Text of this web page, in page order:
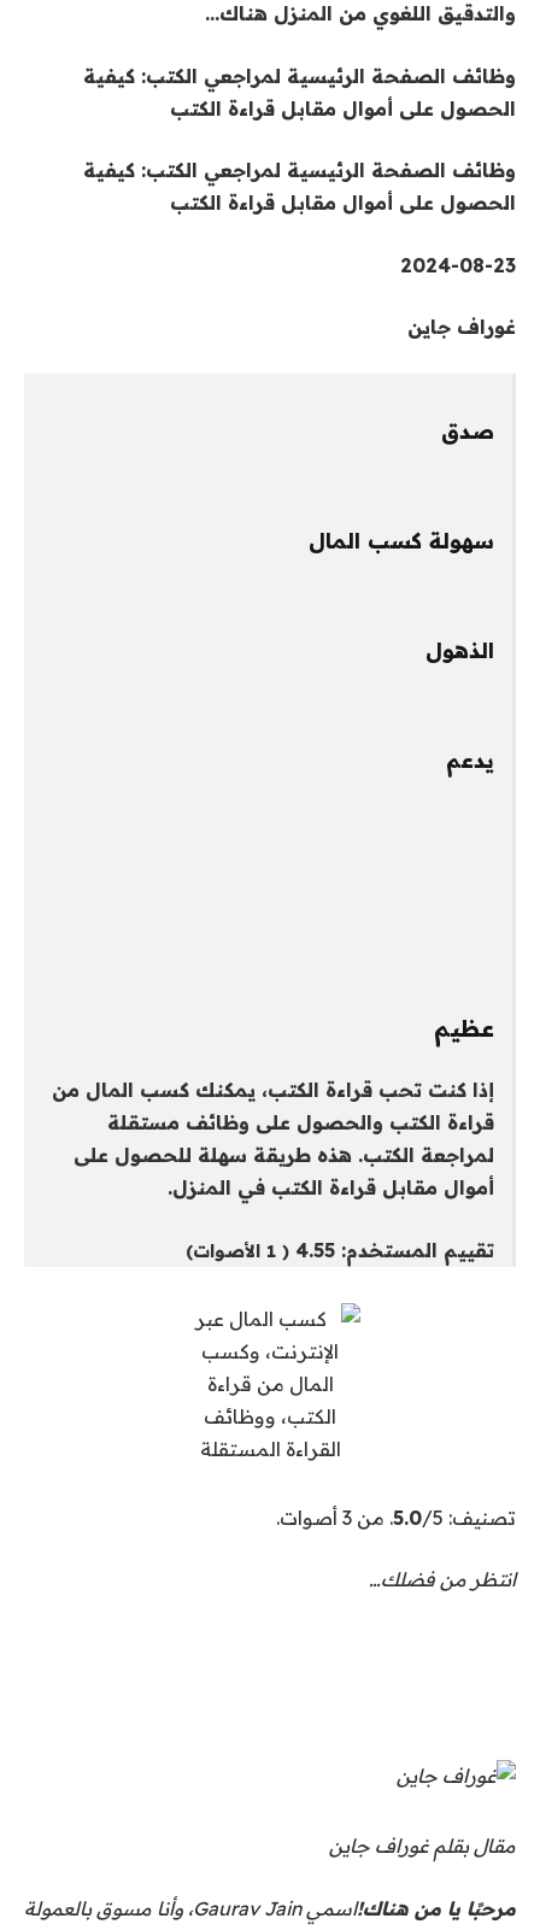
والتدقيق اللغوي من المنزل هناك…
وظائف الصفحة الرئيسية لمراجعي الكتب: كيفية
الحصول على أموال مقابل قراءة الكتب
وظائف الصفحة الرئيسية لمراجعي الكتب: كيفية
الحصول على أموال مقابل قراءة الكتب
2024-08-23
غوراف جاين
صدق
سهولة كسب المال
الذهول
يدعم
عظيم
إذا كنت تحب قراءة الكتب، يمكنك كسب المال من
قراءة الكتب والحصول على وظائف مستقلة
لمراجعة الكتب. هذه طريقة سهلة للحصول على
أموال مقابل قراءة الكتب في المنزل.
تقييم المستخدم: 4.55
(
1 الأصوات)
تصنيف: 5.0/5. من 3 أصوات.
انتظر من فضلك…
مقال بقلم غوراف جاين
مرحبًا يا من هناك!
اسمي Gaurav Jain، وأنا مسوق بالعمولة